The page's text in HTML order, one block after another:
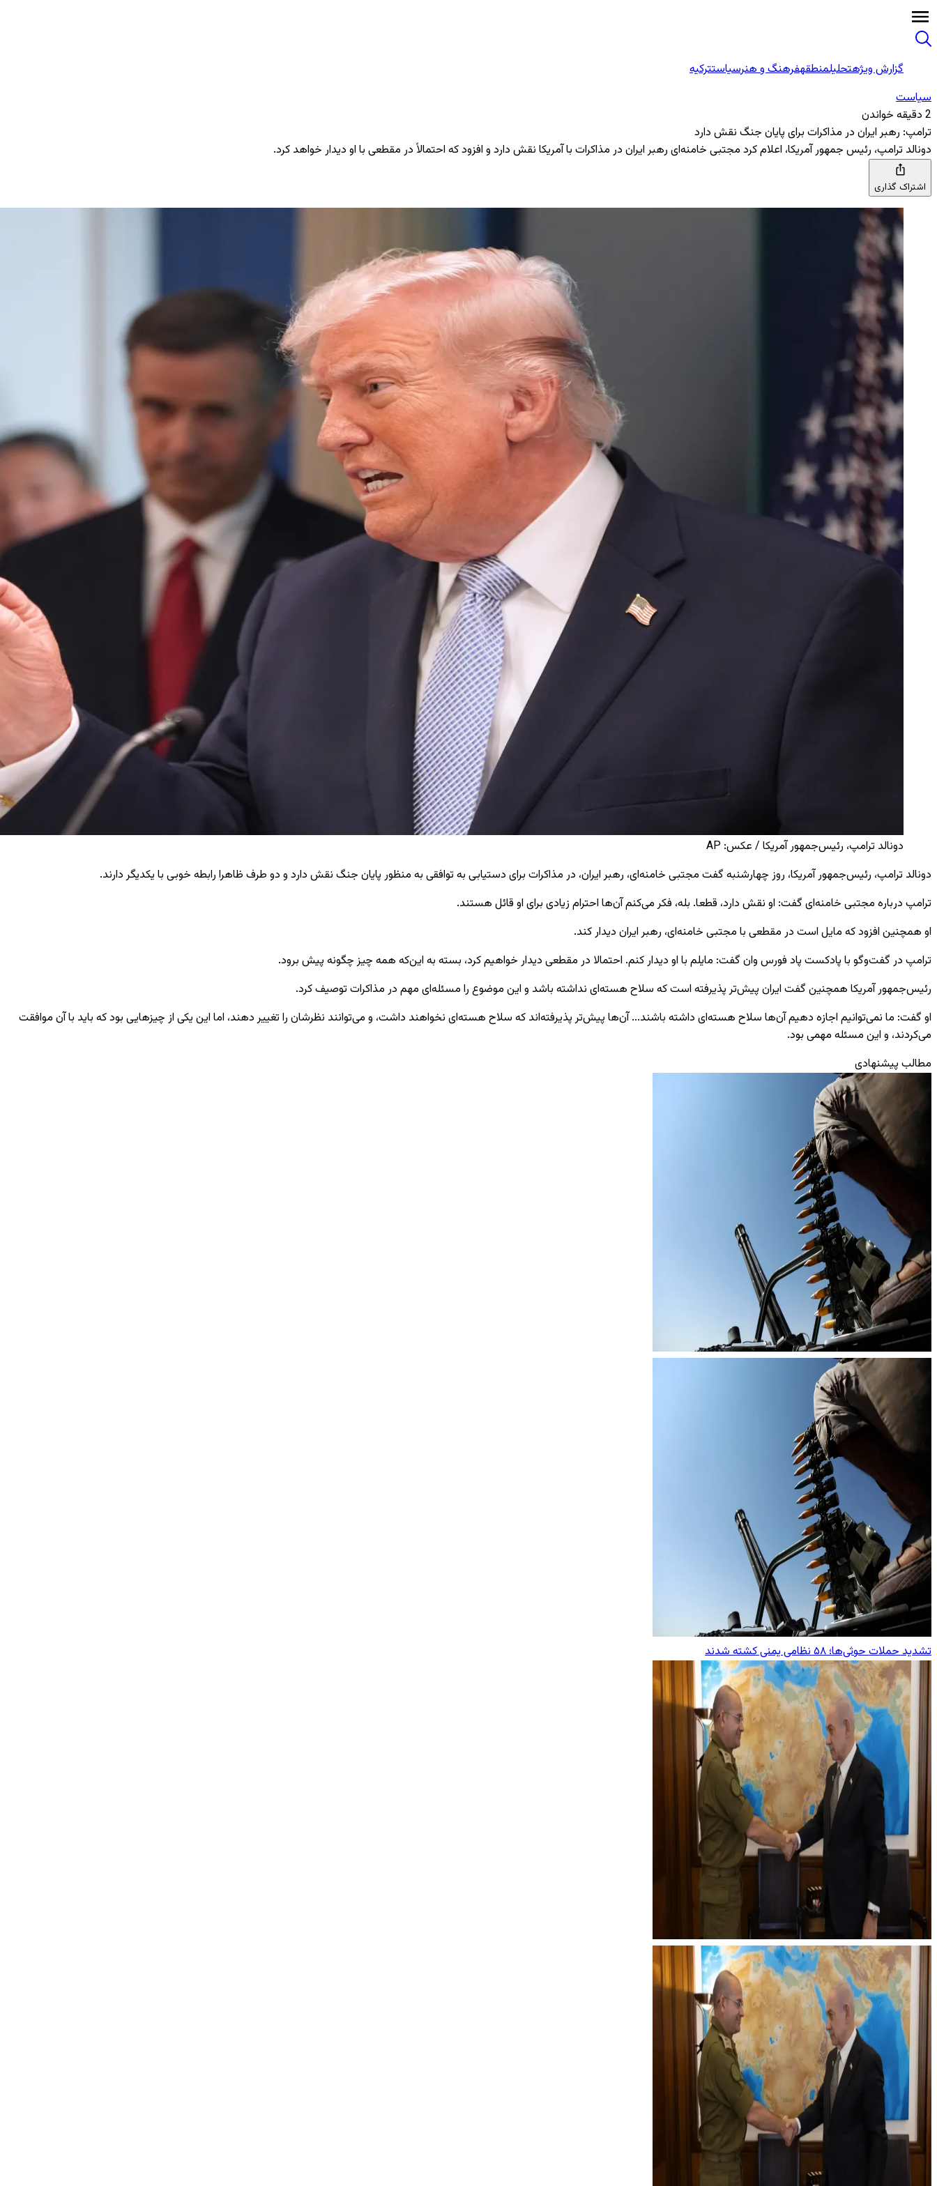
گزارش ویژهتحلیلمنطقهفرهنگ و هنرسیاستترکیه
سیاست
2 دقیقه خواندن
ترامپ: رهبر ایران در مذاکرات برای پایان جنگ نقش دارد
دونالد ترامپ، رئیس جمهور آمریکا، اعلام کرد مجتبی خامنه‌ای رهبر ایران در مذاکرات با آمریکا نقش دارد و افزود که احتمالاً در مقطعی با او دیدار خواهد کرد.
اشتراک گذاری
دونالد ترامپ، رئیس‌جمهور آمریکا / عکس: AP
دونالد ترامپ، رئیس‌جمهور آمریکا، روز چهارشنبه گفت مجتبی خامنه‌ای، رهبر ایران، در مذاکرات برای دستیابی به توافقی به منظور پایان جنگ نقش دارد و دو طرف ظاهرا رابطه خوبی با یکدیگر دارند.
ترامپ درباره مجتبی خامنه‌ای گفت: او نقش دارد، قطعا. بله، فکر می‌کنم آن‌ها احترام زیادی برای او قائل هستند.
او همچنین افزود که مایل است در مقطعی با مجتبی خامنه‌ای، رهبر ایران دیدار کند.
ترامپ در گفت‌وگو با پادکست پاد فورس وان گفت: مایلم با او دیدار کنم. احتمالا در مقطعی دیدار خواهیم کرد، بسته به این‌که همه چیز چگونه پیش برود.
رئیس‌جمهور آمریکا همچنین گفت ایران پیش‌تر پذیرفته است که سلاح هسته‌ای نداشته باشد و این موضوع را مسئله‌ای مهم در مذاکرات توصیف کرد.
او گفت: ما نمی‌توانیم اجازه دهیم آن‌ها سلاح هسته‌ای داشته باشند... آن‌ها پیش‌تر پذیرفته‌اند که سلاح هسته‌ای نخواهند داشت، و می‌توانند نظرشان را تغییر دهند، اما این یکی از چیزهایی بود که باید با آن موافقت
می‌کردند، و این مسئله مهمی بود.
مطالب پیشنهادی
تشدید حملات حوثی‌ها؛ ۵۸ نظامی یمنی کشته شدند